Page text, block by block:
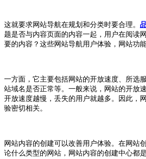
这就要求网站导航在规划和分类时要合理。
题是否与内容页面的内容一起，用户在阅读
要的内容？这些网站导航用户体验，网站功
一方面，它主要包括网站的开放速度、所选
站域名是否正常等。一般来说，网站的开放
开放速度越慢，丢失的用户就越多。因此，
验密切相关。
网站内容的创建可以改善用户体验。在网站
论什么类型的网站，网站内容的创建中心都